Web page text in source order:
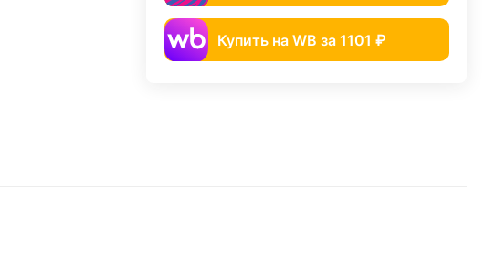
Купить на WB за 1101 ₽